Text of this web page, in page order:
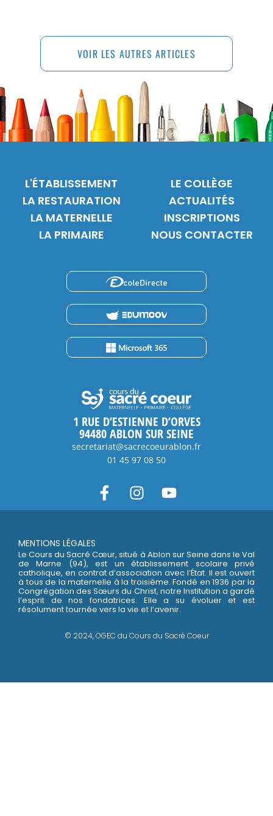
VOIR LES AUTRES ARTICLES
L'ÉTABLISSEMENT
LA RESTAURATION
LA MATERNELLE
LA PRIMAIRE
LE COLLÈGE
ACTUALITÉS
INSCRIPTIONS
NOUS CONTACTER
1 RUE D’ESTIENNE D’ORVES
94480 ABLON SUR SEINE
secretariat@sacrecoeurablon.fr
01 45 97 08 50
MENTIONS LÉGALES
Le Cours du Sacré Cœur, situé à Ablon sur Seine dans le Val
de Marne (94), est un établissement scolaire privé
catholique, en contrat d’association avec l’État. Il est ouvert
à tous de la maternelle à la troisième. Fondé en 1936 par la
Congrégation des Sœurs du Christ, notre Institution a gardé
l’esprit de nos fondatrices. Elle a su évoluer et est
résolument tournée vers la vie et l’avenir.
© 2024, OGEC du Cours du Sacré Coeur